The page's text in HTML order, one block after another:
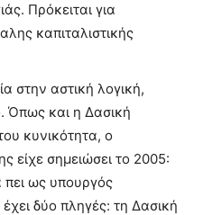
Πρόκειται για
καπιταλιστικής
στην αστική λογική,
Όπως και η Δασική
κυνικότητα, ο
είχε σημειώσει το 2005:
πει ως υπουργός
δύο πληγές: τη Δασική